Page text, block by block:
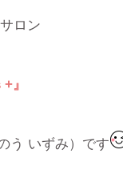
ロン
+』
う いずみ）です